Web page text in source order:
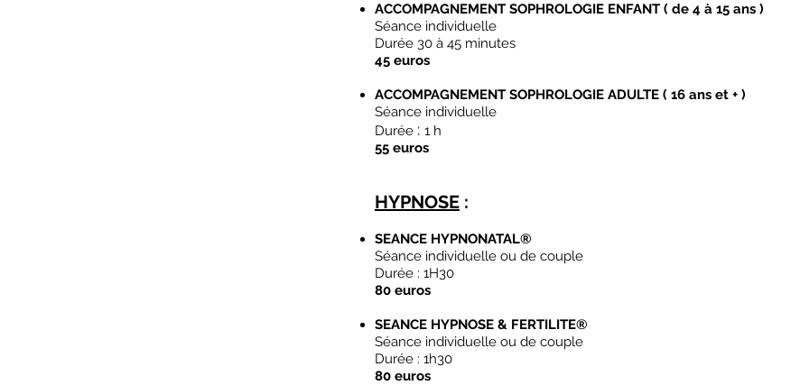
ACCOMPAGNEMENT SOPHROLOGIE ENFANT ( de 4 à 15 ans )
Séance individuelle
Durée 30 à 45 minutes
45 euros
ACCOMPAGNEMENT SOPHROLOGIE ADULTE ( 16 ans et + )
Séance individuelle
Durée : 1 h
55 euros
HYPNOSE :
SEANCE HYPNONATAL®
Séance individuelle ou de couple
Durée : 1H30
80 euros
SEANCE HYPNOSE & FERTILITE®
Séance individuelle ou de couple
Durée : 1h30
80 euros